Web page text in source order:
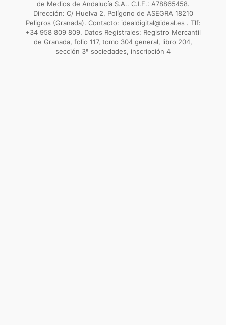
de Medios de Andalucía S.A.. C.I.F.: A78865458.
Dirección: C/ Huelva 2, Polígono de ASEGRA 18210
Peligros (Granada). Contacto: idealdigital@ideal.es . Tlf:
+34 958 809 809. Datos Registrales: Registro Mercantil
de Granada, folio 117, tomo 304 general, libro 204,
sección 3ª sociedades, inscripción 4